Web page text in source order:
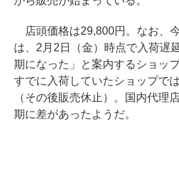
店頭価格は29,800円。なお、
は、2月2日（金）時点で入荷遅
期になった」と案内するショッ
すでに入荷していたショップで
（その後販売休止）。国内代理
期に差があったようだ。